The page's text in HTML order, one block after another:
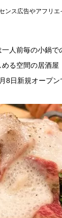
ンス広告やアフリ
人前毎の小鍋で
める空間の居酒
8日新規オープン